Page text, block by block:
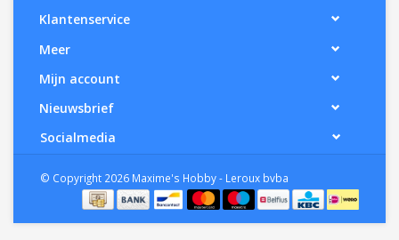
Klantenservice
Meer
Mijn account
Nieuwsbrief
Socialmedia
© Copyright 2026 Maxime's Hobby - Leroux bvba